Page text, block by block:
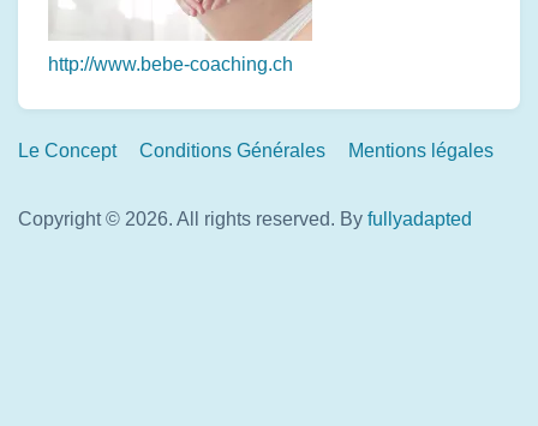
http://www.bebe-coaching.ch
Footer
Le Concept Conditions Générales Mentions légales
Copyright © 2026. All rights reserved. By fullyadapted